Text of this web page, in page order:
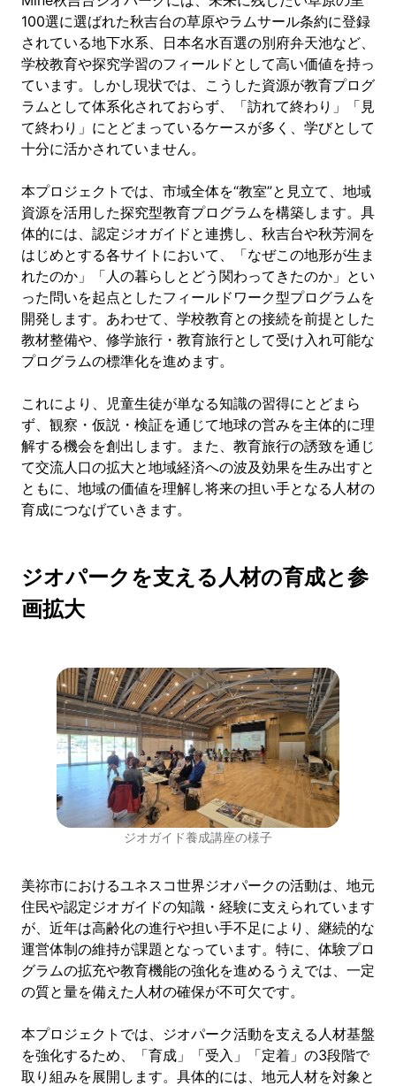
100選に選ばれた秋吉台の草原やラムサール条約に登録
されている地下水系、日本名水百選の別府弁天池など、
学校教育や探究学習のフィールドとして高い価値を持っ
ています。しかし現状では、こうした資源が教育プログ
ラムとして体系化されておらず、「訪れて終わり」「見
て終わり」にとどまっているケースが多く、学びとして
十分に活かされていません。
本プロジェクトでは、市域全体を“教室”と見立て、地域
資源を活用した探究型教育プログラムを構築します。具
体的には、認定ジオガイドと連携し、秋吉台や秋芳洞を
はじめとする各サイトにおいて、「なぜこの地形が生ま
れたのか」「人の暮らしとどう関わってきたのか」とい
った問いを起点としたフィールドワーク型プログラムを
開発します。あわせて、学校教育との接続を前提とした
教材整備や、修学旅行・教育旅行として受け入れ可能な
プログラムの標準化を進めます。
これにより、児童生徒が単なる知識の習得にとどまら
ず、観察・仮説・検証を通じて地球の営みを主体的に理
解する機会を創出します。また、教育旅行の誘致を通じ
て交流人口の拡大と地域経済への波及効果を生み出すと
ともに、地域の価値を理解し将来の担い手となる人材の
育成につなげていきます。
ジオパークを支える人材の育成と参
画拡大
ジオガイド養成講座の様子
美祢市におけるユネスコ世界ジオパークの活動は、地元
住民や認定ジオガイドの知識・経験に支えられています
が、近年は高齢化の進行や担い手不足により、継続的な
運営体制の維持が課題となっています。特に、体験プロ
グラムの拡充や教育機能の強化を進めるうえでは、一定
の質と量を備えた人材の確保が不可欠です。
本プロジェクトでは、ジオパーク活動を支える人材基盤
を強化するため、「育成」「受入」「定着」の3段階で
取り組みを展開します。具体的には、地元人材を対象と